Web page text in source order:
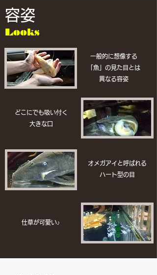
容姿
Looks
一般的に想像する
「魚」の見た目とは
異なる容姿
どこにでも吸い付く
大きな口
オメガアイと呼ばれる
ハート型の目
仕草が可愛い♪